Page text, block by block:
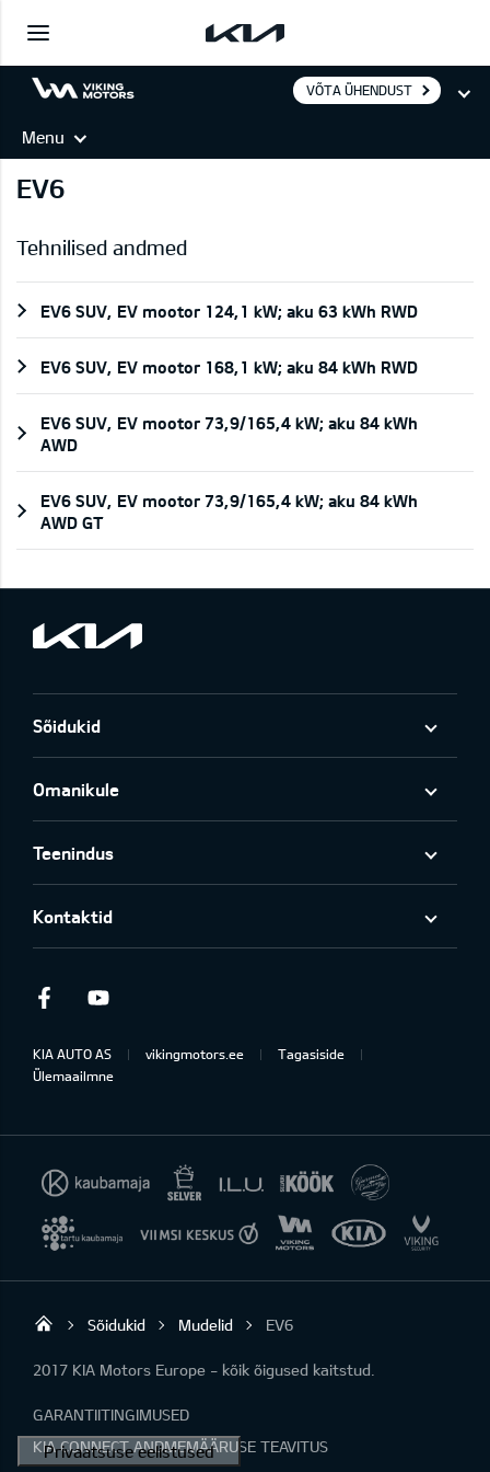
VÕTA ÜHENDUST
Menu
EV6
Tehnilised andmed
EV6 SUV, EV mootor 124,1 kW; aku 63 kWh RWD
EV6 SUV, EV mootor 168,1 kW; aku 84 kWh RWD
EV6 SUV, EV mootor 73,9/165,4 kW; aku 84 kWh
AWD
EV6 SUV, EV mootor 73,9/165,4 kW; aku 84 kWh
AWD GT
Sõidukid
Omanikule
Teenindus
Kontaktid
Facebook
KIA AUTO AS vikingmotors.ee
Tagasiside
Ülemaailmne
Viking Motors - Kia müük, hooldus ja
Sõidukid Mudelid EV6
2017 KIA Motors Europe - kõik õigused kaitstud.
GARANTIITINGIMUSED
KIA CONNECT ANDMEMÄÄRUSE TEAVITUS